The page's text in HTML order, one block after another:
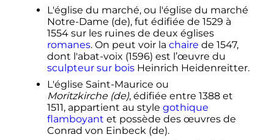
L'église du marché, ou l'église du marché
Notre-Dame (de), fut édifiée de 1529 à
1554 sur les ruines de deux églises
romanes. On peut voir la chaire de 1547,
dont l'abat-voix (1596) est l’œuvre du
sculpteur sur boisHeinrich Heidenreitter.
L'église Saint-Maurice ou
Moritzkirche (de), édifiée entre 1388 et
1511, appartient au style gothique
flamboyant et possède des œuvres de
Conrad von Einbeck (de).